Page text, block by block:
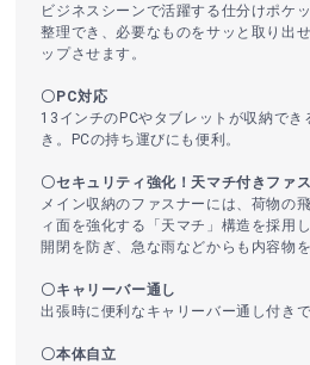
ビジネスシーンで活躍する仕分けポケ
整理でき、必要なものをサッと取り出
ップさせます。
〇PC対応
13インチのPCやタブレットが収納で
き。PCの持ち運びにも便利。
〇セキュリティ強化！天マチ付きファ
メイン収納のファスナーには、荷物の
ィ面を強化する「天マチ」構造を採用
開閉を防ぎ、急な雨などからも内容物を
〇キャリーバー通し
出張時に便利なキャリーバー通し付きで
〇本体自立